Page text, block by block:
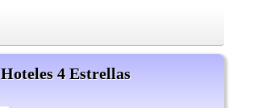
Hoteles 4 Estrellas